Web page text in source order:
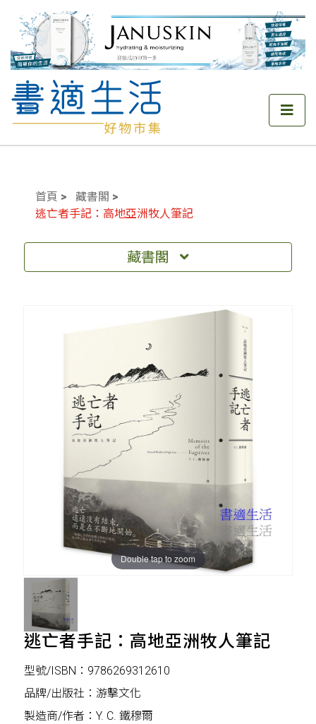
首頁
藏書閣
逃亡者手記：高地亞洲牧人筆記
藏書閣
Double tap to zoom
逃亡者手記：高地亞洲牧人筆記
型號/ISBN：9786269312610
品牌/出版社：游擊文化
製造商/作者：Y. C. 鐵穆爾